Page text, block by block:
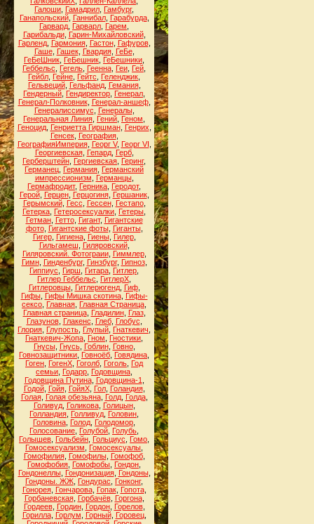
Галоши Гамадрил Гамбург,
Ганапольский, Ганнибал, Гарабурда,
Гарвард Гарварл Гарем
Гарибальди, Гарин-Михайловский,
Гарленд, Гармония, Гастон, Гафуров,
Гаше, Гашек, Гвардия, ГеБе,
ГеБеШник ГеБешник ГеБешники
Геббельс
Гегель Геенна Геи Гей
Гейбл Гейне Гейтс Геленджик
Гельвеций, Гельфанд, Гемания,
Гендерный Гендиректор Генерал
Генерал-Полковник, Генерал-аншеф,
Генералиссимус
Генералы,
Генеральная Линия Гений Геном
Геноцид, Генриетта Гиршман, Генрих
Генсек, География,
ГеографияИмперия, Георг V, Георг VI
Георгиевская, Гепард, Герб,
Герберштейн Гергиевская Геринг,
Германец Германия Германский
импрессионизм
Германцы,
Гермафродит, Герника Геродот,
Герой, Герцен, Герцогиня, Гершаник,
Герымский, Гесс Гессен, Гестапо,
Гетерка Гетеросексуалки Гетеры
Гетман, Гетто, Гигант, Гигантские
фото, Гигантские фоты, Гиганты,
Гигер, Гигиена, Гиены, Гилер,
Гильгамеш
Гиляровский,
Гиляровский. Фотограии, Гиммлер,
Гимн, Гинденбург, Гинзбург, Гипноз,
Гиппиус
Гирш Гитара Гитлер
Гитлер Геббельс
ГитлерХ
Гитлеровцы, Гитлерюгенд, Гиф,
Гифы, Гифы Мишка скотина, Гифы-
сексо Главная Главная Страница
Главная страница, Гладилин, Глаз,
Глазунов, Глакенс Глеб, Глобус
Глория Глупость Глупый Гнаткевич
Гнаткевич-Жопа Гном Гностики
Гнусы, Гнусь, Гоблин, Говно,
Говнозащитники Говноёб Говядина
Гоген ГогенХ Гоголб Гоголь Год
семьи Годарр Годовщина
Годовщина Путина, Годовщина-1
Годой, Гойя, ГойяХ, Гол, Голандия,
Голая, Голая обезьяна, Голд, Голда,
Голивуд, Голикова, Голицын,
Голландия Голливуд Головин
Головина Голод Голодомор
Голосование Голубой Голубь
Голышев Гольбейн Гольциус Гомо
Гомосексуализм
Гомосексуалы
Гомофилия, Гомофилы, Гомофоб,
Гомофобия Гомофобы Гондон
Гондонеллы, Гондонизация, Гондоны,
Гондоны. ЖЖ Гондурас Гонконг,
Гонорея, Гончарова, Гопак, Гопота,
Горбаневская, Горбачёв, Горгона,
Гордеев, Гордин, Гордон, Горелов,
Горилла, Горлум Горный, Горовец,